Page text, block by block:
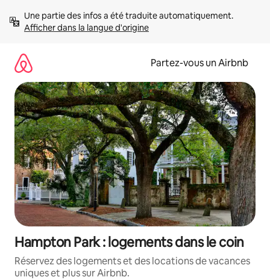
directement
Afficher dans la langue d'origine
Partez-vous un Airbnb
Hampton Park : logements dans le coin
Réservez des logements et des locations de vacances
uniques et plus sur Airbnb.